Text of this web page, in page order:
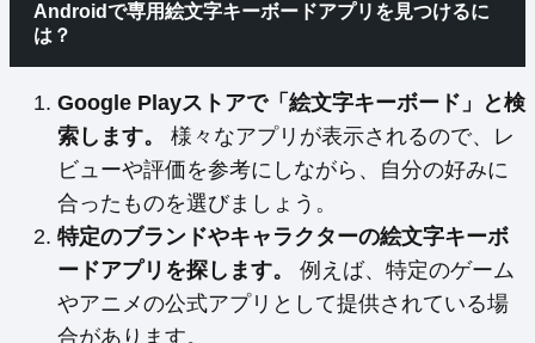
Androidで専用絵文字キーボードアプリを見つけるに
は？
Google Playストアで「絵文字キーボード」と検
索します。
様々なアプリが表示されるので、レ
ビューや評価を参考にしながら、自分の好みに
合ったものを選びましょう。
特定のブランドやキャラクターの絵文字キーボ
ードアプリを探します。
例えば、特定のゲーム
やアニメの公式アプリとして提供されている場
合があります。